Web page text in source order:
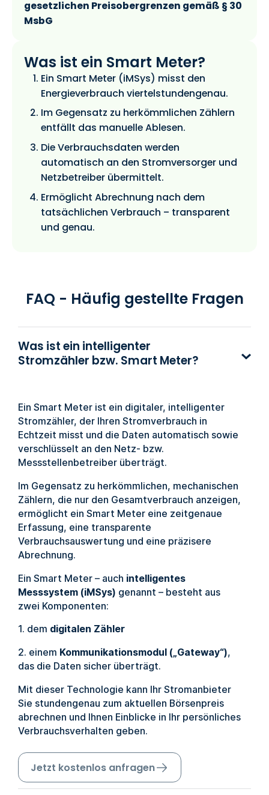
gesetzlichen Preisobergrenzen gemäß § 30
MsbG
Was ist ein Smart Meter?
Ein Smart Meter (iMSys) misst den
Energieverbrauch viertelstundengenau.
Im Gegensatz zu herkömmlichen Zählern
entfällt das manuelle Ablesen.
Die Verbrauchsdaten werden
automatisch an den Stromversorger und
Netzbetreiber übermittelt.
Ermöglicht Abrechnung nach dem
tatsächlichen Verbrauch – transparent
und genau.
FAQ - Häufig gestellte Fragen
Was ist ein intelligenter
Stromzähler bzw. Smart Meter?
Ein Smart Meter ist ein digitaler, intelligenter
Stromzähler, der Ihren Stromverbrauch in
Echtzeit misst und die Daten automatisch sowie
verschlüsselt an den Netz- bzw.
Messstellenbetreiber überträgt.
Im Gegensatz zu herkömmlichen, mechanischen
Zählern, die nur den Gesamtverbrauch anzeigen,
ermöglicht ein Smart Meter eine zeitgenaue
Erfassung, eine transparente
Verbrauchsauswertung und eine präzisere
Abrechnung.
Ein Smart Meter – auch intelligentes
Messsystem (iMSys) genannt – besteht aus
zwei Komponenten:
1. dem digitalen Zähler
2. einem Kommunikationsmodul („Gateway“),
das die Daten sicher überträgt.
Mit dieser Technologie kann Ihr Stromanbieter
Sie stundengenau zum aktuellen Börsenpreis
abrechnen und Ihnen Einblicke in Ihr persönliches
Verbrauchsverhalten geben.
Jetzt kostenlos anfragen